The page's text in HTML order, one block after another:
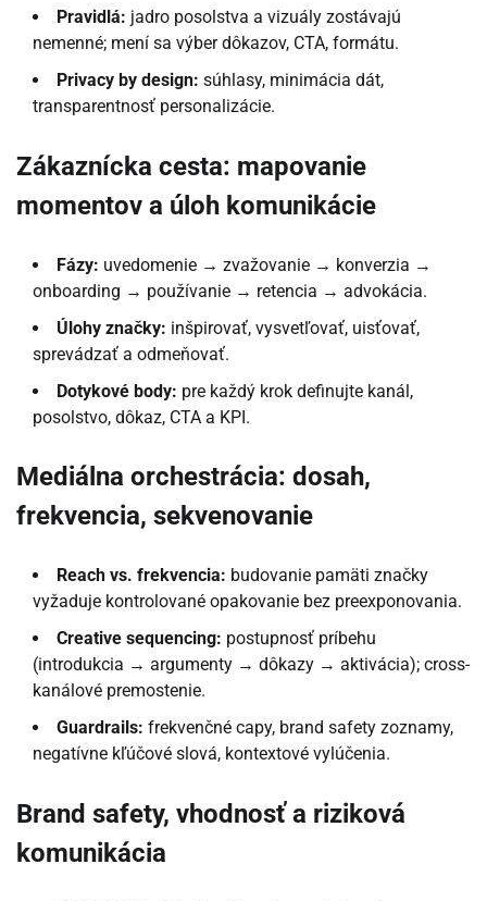
Pravidlá: jadro posolstva a vizuály zostávajú
nemenné; mení sa výber dôkazov, CTA, formátu.
Privacy by design: súhlasy, minimácia dát,
transparentnosť personalizácie.
Zákaznícka cesta: mapovanie
momentov a úloh komunikácie
Fázy: uvedomenie → zvažovanie → konverzia →
onboarding → používanie → retencia → advokácia.
Úlohy značky: inšpirovať, vysvetľovať, uisťovať,
sprevádzať a odmeňovať.
Dotykové body: pre každý krok definujte kanál,
posolstvo, dôkaz, CTA a KPI.
Mediálna orchestrácia: dosah,
frekvencia, sekvenovanie
Reach vs. frekvencia: budovanie pamäti značky
vyžaduje kontrolované opakovanie bez preexponovania.
Creative sequencing: postupnosť príbehu
(introdukcia → argumenty → dôkazy → aktivácia); cross-
kanálové premostenie.
Guardrails: frekvenčné capy, brand safety zoznamy,
negatívne kľúčové slová, kontextové vylúčenia.
Brand safety, vhodnosť a riziková
komunikácia